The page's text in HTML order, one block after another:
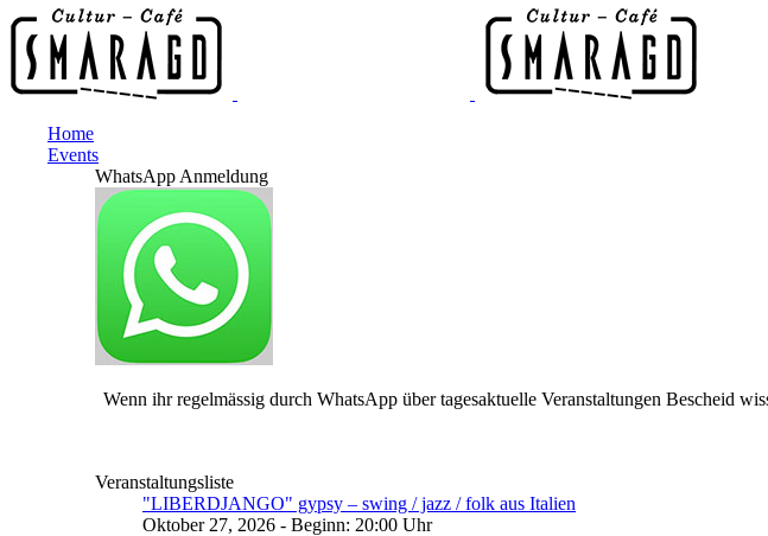
Home
Events
WhatsApp Anmeldung
Wenn ihr regelmässig durch WhatsApp über tagesaktuelle Veranstaltungen Bescheid
Veranstaltungsliste
"LIBERDJANGO" gypsy – swing / jazz / folk aus Italien
Oktober 27, 2026 - Beginn: 20:00 Uhr